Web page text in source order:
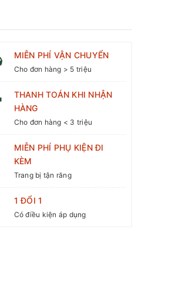
MIỄN PHÍ VẬN CHUYỂN
Cho đơn hàng > 5 triệu
THANH TOÁN KHI NHẬN
HÀNG
Cho đơn hàng < 3 triệu
MIỄN PHÍ PHỤ KIỆN ĐI
KÈM
Trang bị tận răng
1 ĐỔI 1
Có điều kiện áp dụng